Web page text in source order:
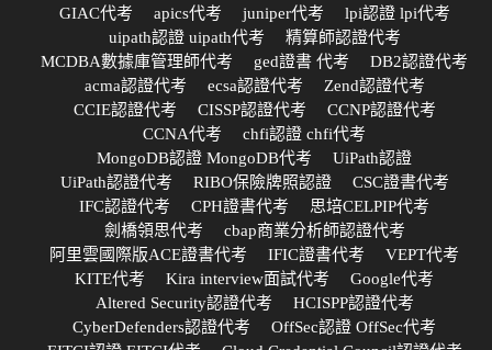
GIAC代考
apics代考 juniper代考
lpi認證 lpi代考
uipath認證 uipath代考
精算師認證代考
MCDBA數據庫管理師代考
ged證書 代考
DB2認證代考
acma認證代考
ecsa認證代考
Zend認證代考
CCIE認證代考
CISSP認證代考
CCNP認證代考
CCNA代考
chfi認證 chfi代考
MongoDB認證 MongoDB代考
UiPath認證
UiPath認證代考
RIBO保險牌照認證
CSC證書代考
IFC認證代考
CPH證書代考
思培CELPIP代考
劍橋領思代考
cbap商業分析師認證代考
阿里雲國際版ACE證書代考
IFIC證書代考
VEPT代考
KITE代考
Kira interview面試代考
Google代考
Altered Security認證代考
HCISPP認證代考
CyberDefenders認證代考
OffSec認證 OffSec代考